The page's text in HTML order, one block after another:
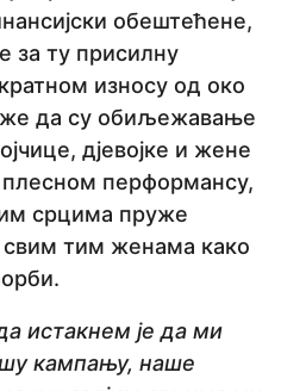
обештећене,
за ту присилну
износу од око
да су обиљежавање
дјевојке и жене
плесном перформансу,
срцима пруже
свим тим женама како
истакнем је да ми
кампању, наше